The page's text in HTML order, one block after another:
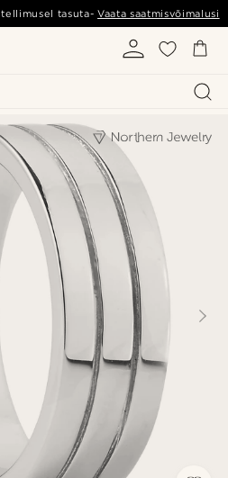
tellimusel tasuta-Vaata saatmisvõimalusi